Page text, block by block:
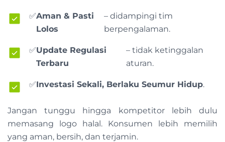
✅Aman & Pasti
Lolos
– didampingi tim
berpengalaman.
✅Update Regulasi
Terbaru
– tidak ketinggalan
aturan.
✅Investasi Sekali, Berlaku Seumur Hidup.
Jangan tunggu hingga kompetitor lebih dulu
memasang logo halal. Konsumen lebih memilih
yang aman, bersih, dan terjamin.